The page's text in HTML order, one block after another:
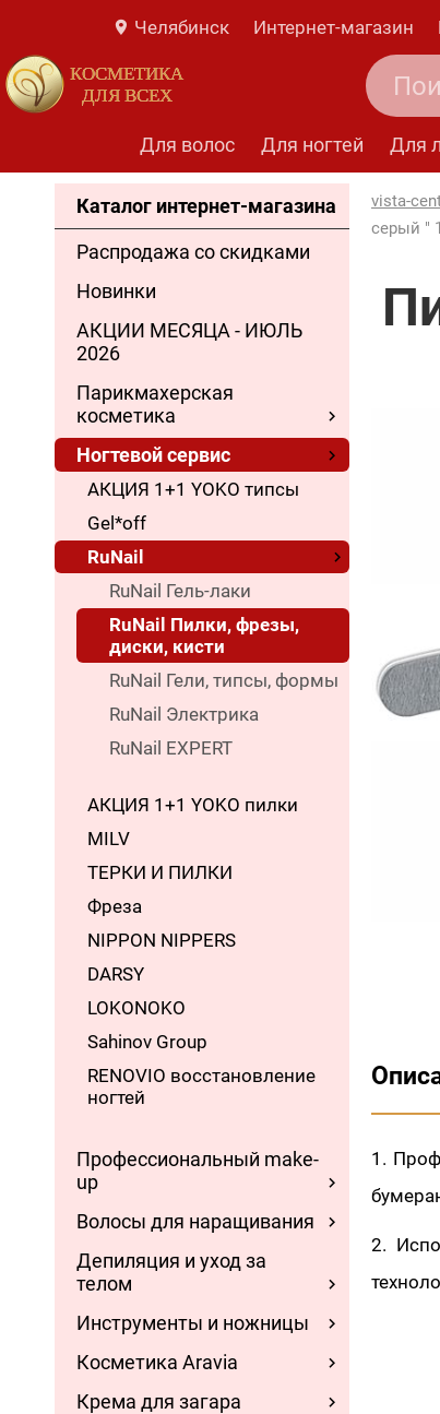
Челябинск Интернет-магазин
КОСМЕТИКА
ДЛЯ ВСЕХ
Для волос Для ногтей Для
Каталог интернет-магазина
Распродажа со скидками
Новинки
АКЦИИ МЕСЯЦА - ИЮЛЬ
2026
Парикмахерская
косметика
Ногтевой сервис
АКЦИЯ 1+1 YOKO типсы
Gel*off
RuNail
RuNail Гель-лаки
RuNail Пилки, фрезы,
диски, кисти
RuNail Гели, типсы, формы
RuNail Электрика
RuNail EXPERT
АКЦИЯ 1+1 YOKO пилки
MILV
ТЕРКИ И ПИЛКИ
Фреза
NIPPON NIPPERS
DARSY
LOKONOKO
Sahinov Group
RENOVIO восстановление
ногтей
Профессиональный make-
up
Волосы для наращивания
Депиляция и уход за
телом
Инструменты и ножницы
Косметика Aravia
Крема для загара
vista-
серый "
1.
2.